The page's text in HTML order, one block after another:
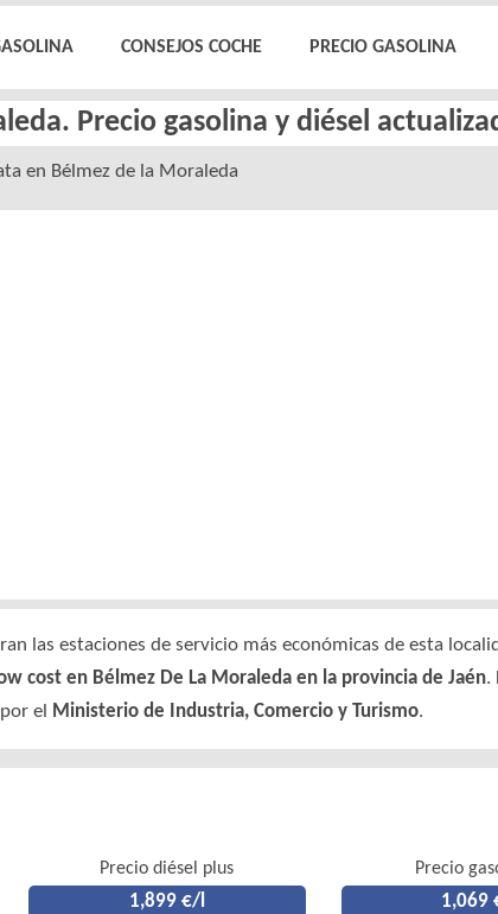
CONSEJOS COCHE PRECIO GASOLINA
Precio gasolina y diésel
en Bélmez de la Moraleda
las estaciones de servicio más económicas de esta
cost en Bélmez De La Moraleda en la provincia de Jaén.
el
Ministerio de Industria, Comercio y Turismo.
Precio diésel plus
1,899 €/l
Precio
1,069